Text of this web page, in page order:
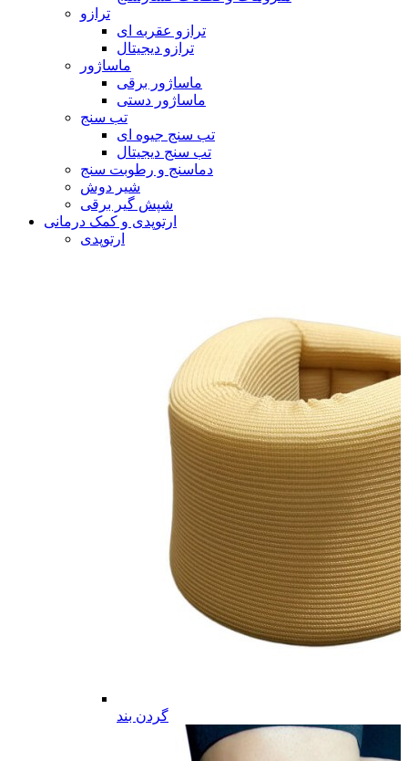
ترازو
ترازو عقربه ای
ترازو دیجیتال
ماساژور
ماساژور برقی
ماساژور دستی
تب سنج
تب سنج جیوه ای
تب سنج دیجیتال
دماسنج و رطوبت سنج
شیر دوش
شپش گیر برقی
ارتوپدی و کمک درمانی
ارتوپدی
گردن بند